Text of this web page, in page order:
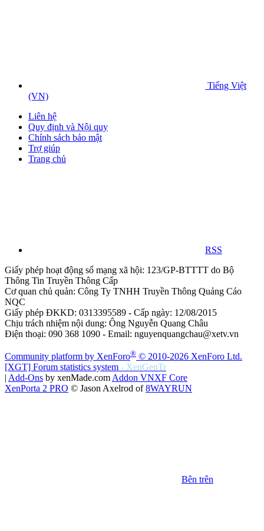
Tiếng Việt
(VN)
Liên hệ
Quy định và Nội quy
Chính sách bảo mật
Trợ giúp
Trang chủ
RSS
Giấy phép hoạt động số mạng xã hội: 123/GP-BTTTT do Bộ
Thông Tin Truyền Thông Cấp
Cơ quan chủ quản: Công Ty TNHH Truyền Thông Quảng Cáo
NQC
Giấy phép ĐKKD: 0313395589 - Cấp ngày: 12/08/2015
Chịu trách nhiệm nội dung: Ông Nguyễn Quang Châu
Điện thoại: 090 368 1090 - Email: nguyenquangchau@xetv.vn
Community platform by XenForo® © 2010-2026 XenForo Ltd.
[XGT] Forum statistics system - XenGenTr
| Add-Ons by xenMade.com Addon VNXF Core
XenPorta 2 PRO © Jason Axelrod of8WAYRUN
Bên trên